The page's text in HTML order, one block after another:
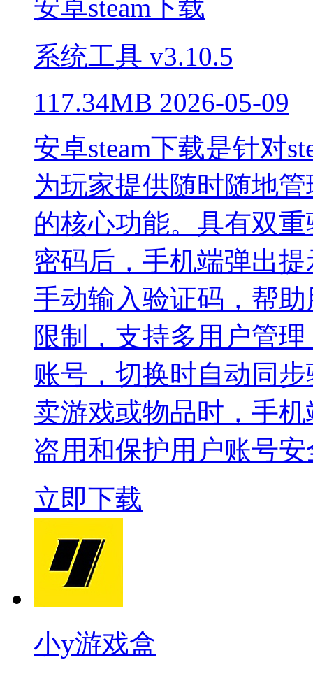
安卓steam下载
系统工具 v3.10.5
117.34MB 2026-05-09
安卓steam下载是针对
为玩家提供随时随地
的核心功能。具有双
密码后，手机端弹出
手动输入验证码，帮
限制，支持多用户管
账号，切换时自动同
卖游戏或物品时，手
盗用和保护用户账号安
立即下载
小y游戏盒